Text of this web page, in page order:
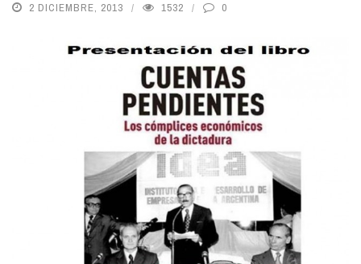
2 DICIEMBRE, 2013 1532 0